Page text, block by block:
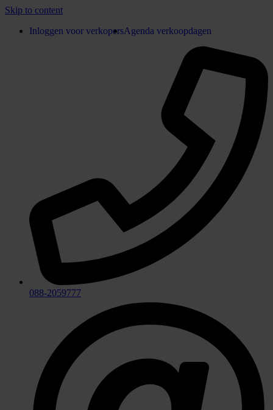
Skip to content
Inloggen voor verkopersAgenda verkoopdagen
088-2059777